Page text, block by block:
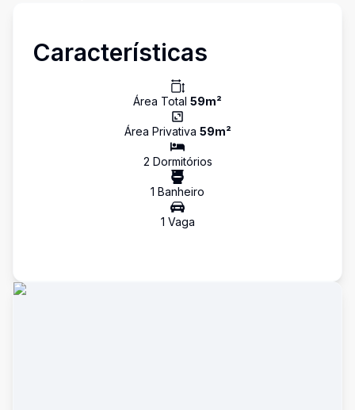
Características
Área Total 59m²
Área Privativa 59m²
2 Dormitórios
1 Banheiro
1 Vaga